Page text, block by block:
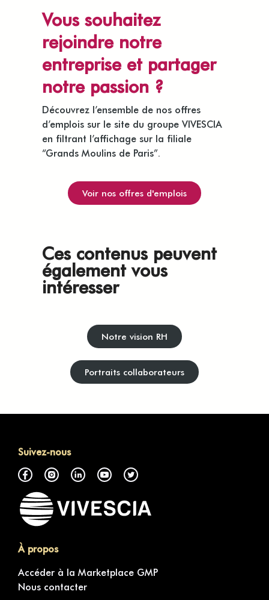
Vous souhaitez
rejoindre notre
entreprise et partager
notre passion ?
Découvrez l’ensemble de nos offres
d’emplois sur le site du groupe VIVESCIA
en filtrant l’affichage sur la filiale
“Grands Moulins de Paris”.
Voir nos offres d'emplois
Ces contenus peuvent
également vous
intéresser
Notre vision RH
Portraits collaborateurs
Suivez-nous
À propos
Accéder à la Marketplace GMP
Nous contacter